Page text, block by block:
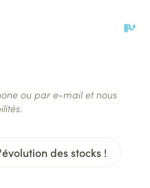
des stocks !
ou par e-mail et nous